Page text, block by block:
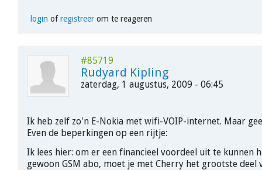
login ofregistreerom te reageren
#85719
Rudyard Kipling
zaterdag, 1 augustus, 2009 - 06:45
Ik heb zelf zo'n E-Nokia met wifi-VOIP-internet. Maar
Even de beperkingen op een rijtje:
Ik lees hier: om er een financieel voordeel uit te kunnen
gewoon GSM abo, moet je met Cherry het grootste deel